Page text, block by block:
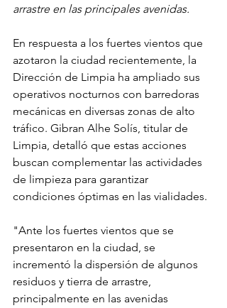
arrastre en las principales avenidas.
En respuesta a los fuertes vientos que
azotaron la ciudad recientemente, la
Dirección de Limpia ha ampliado sus
operativos nocturnos con barredoras
mecánicas en diversas zonas de alto
tráfico. Gibran Alhe Solís, titular de
Limpia, detalló que estas acciones
buscan complementar las actividades
de limpieza para garantizar
condiciones óptimas en las vialidades.
"Ante los fuertes vientos que se
presentaron en la ciudad, se
incrementó la dispersión de algunos
residuos y tierra de arrastre,
principalmente en las avenidas